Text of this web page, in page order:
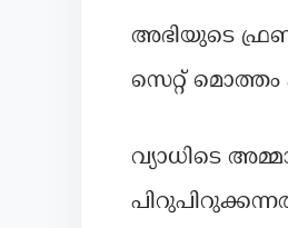
അഭിയുടെ
സെറ്റ്
വ്യാധിടെ